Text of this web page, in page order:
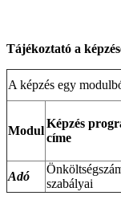
Tájékoztató a
A képzés egy
Modul
Képzés
címe
Adó
szabályai